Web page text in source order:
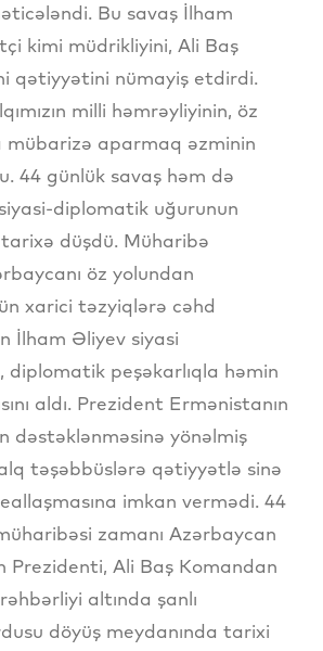
Bu savaş İlham
kimi müdrikliyini, Ali Baş
qətiyyətini nümayiş etdirdi.
milli həmrəyliyinin, öz
mübarizə aparmaq əzminin
44 günlük savaş həm də
diplomatik uğurunun
düşdü. Müharibə
öz yolundan
xarici təzyiqlərə cəhd
İlham Əliyev siyasi
diplomatik peşəkarlıqla həmin
aldı. Prezident Ermənistanın
dəstəklənməsinə yönəlmiş
təşəbbüslərə qətiyyətlə sinə
imkan vermədi. 44
zamanı Azərbaycan
Prezidenti, Ali Baş Komandan
altında şanlı
döyüş meydanında tarixi